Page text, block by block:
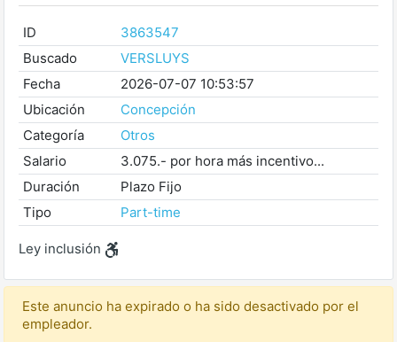
ID
3863547
Buscado
VERSLUYS
Fecha
2026-07-07 10:53:57
Ubicación
Concepción
Categoría
Otros
Salario
3.075.- por hora más incentivo...
Duración
Plazo Fijo
Tipo
Part-time
Ley inclusión
Este anuncio ha expirado o ha sido desactivado por el
empleador.